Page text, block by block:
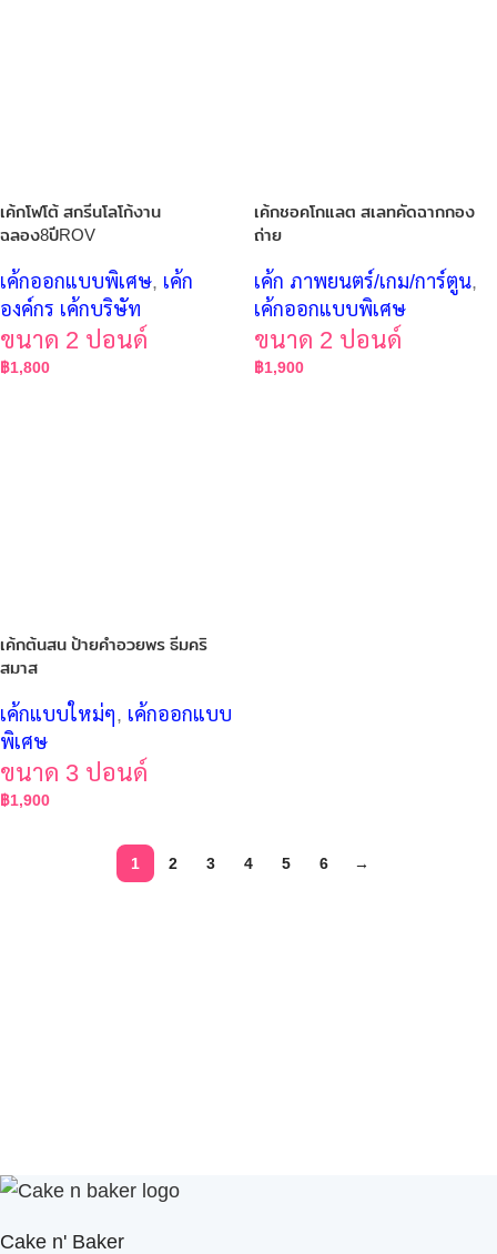
เค้กโฟโต้ สกรีนโลโก้งาน
ฉลอง8ปีROV
เค้กออกแบบพิเศษ, เค้ก
องค์กร เค้กบริษัท
ขนาด 2 ปอนด์
฿1,800
เค้กชอคโกแลต สเลทคัดฉากกอง
ถ่าย
เค้ก ภาพยนตร์/เกม/การ์ตูน,
เค้กออกแบบพิเศษ
ขนาด 2 ปอนด์
฿1,900
เค้กต้นสน ป้ายคำอวยพร ธีมคริ
สมาส
เค้กแบบใหม่ๆ, เค้กออกแบบ
พิเศษ
ขนาด 3 ปอนด์
฿1,900
1 2 3 4 5 6 →
Cake n' Baker